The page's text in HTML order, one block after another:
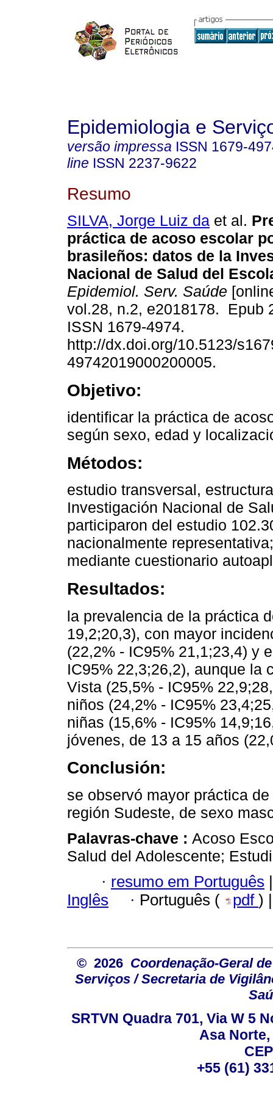
Epidemiologia e
versão impressa ISSN 1679-
line ISSN 2237-9622
Resumo
SILVA, Jorge Luiz da et al.
práctica de acoso escolar
brasileños: datos de la
Nacional de Salud del
Epidemiol. Serv. Saúde
vol.28, n.2, e2018178. Epub
ISSN 1679-4974.
http://dx.doi.org/10.5123/
49742019000200005.
Objetivo:
identificar la práctica de
según sexo, edad y
Métodos:
estudio transversal,
Investigación Nacional de
participaron del estudio
nacionalmente
mediante cuestionario
Resultados:
la prevalencia de la práctica
19,2;20,3), con mayor
(22,2% - IC95% 21,1;23,4) y
IC95% 22,3;26,2), aunque la
Vista (25,5% - IC95%
niños (24,2% - IC95%
niñas (15,6% - IC95%
jóvenes, de 13 a 15 años
Conclusión:
se observó mayor práctica
región Sudeste, de sexo
Palavras-chave : Acoso
Salud del Adolescente;
· resumo em Português
Inglês
· Português ( pdf )
© 2026 Coordenação-Geral
Serviços / Secretaria de
SRTVN Quadra 701, Via W 5
Asa
+55 (61)